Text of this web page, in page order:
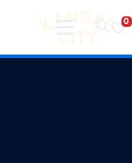
تفضل بزيارة مدينة